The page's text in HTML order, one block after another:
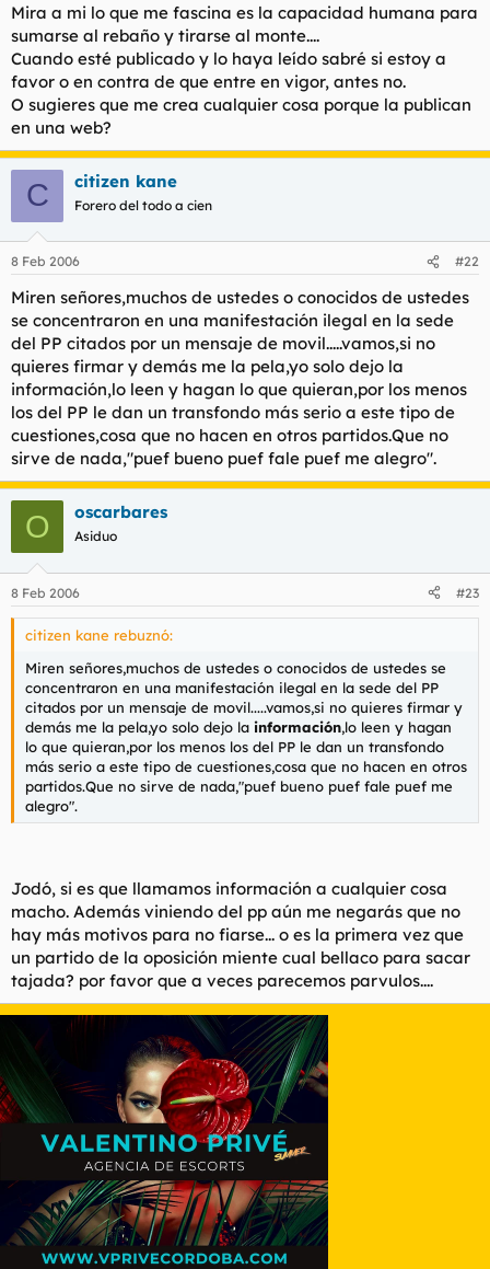
Mira a mi lo que me fascina es la capacidad humana para
sumarse al rebaño y tirarse al monte....
Cuando esté publicado y lo haya leído sabré si estoy a
favor o en contra de que entre en vigor, antes no.
O sugieres que me crea cualquier cosa porque la publican
en una web?
C citizen kane
Forero del todo a cien
8 Feb 2006 #22
Miren señores,muchos de ustedes o conocidos de ustedes
se concentraron en una manifestación ilegal en la sede
del PP citados por un mensaje de movil.....vamos,si no
quieres firmar y demás me la pela,yo solo dejo la
información,lo leen y hagan lo que quieran,por los menos
los del PP le dan un transfondo más serio a este tipo de
cuestiones,cosa que no hacen en otros partidos.Que no
sirve de nada,"puef bueno puef fale puef me alegro".
O oscarbares
Asiduo
8 Feb 2006 #23
citizen kane rebuznó:
Miren señores,muchos de ustedes o conocidos de ustedes se
concentraron en una manifestación ilegal en la sede del PP
citados por un mensaje de movil.....vamos,si no quieres firmar y
demás me la pela,yo solo dejo la información,lo leen y hagan
lo que quieran,por los menos los del PP le dan un transfondo
más serio a este tipo de cuestiones,cosa que no hacen en otros
partidos.Que no sirve de nada,"puef bueno puef fale puef me
alegro".
Jodó, si es que llamamos información a cualquier cosa
macho. Además viniendo del pp aún me negarás que no
hay más motivos para no fiarse... o es la primera vez que
un partido de la oposición miente cual bellaco para sacar
tajada? por favor que a veces parecemos parvulos....